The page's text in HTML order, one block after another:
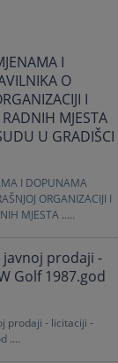
I
O
I
MJESTA
U GRADIŠCI
I DOPUNAMA
ORGANIZACIJI I
MJESTA .....
javnoj prodaji -
Golf 1987.god
prodaji - licitaciji -
....